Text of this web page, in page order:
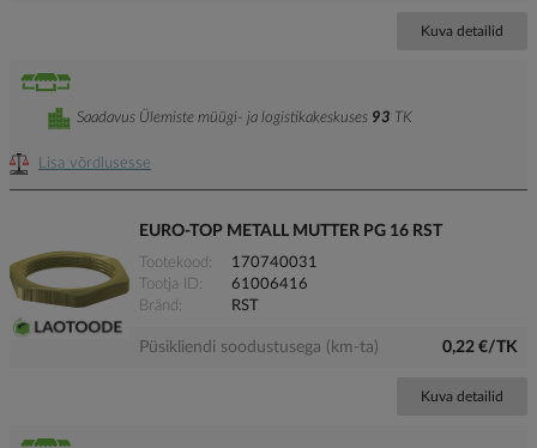
Kuva detailid
Lisa võrdlusesse
Saadavus Ülemiste müügi- ja logistikakeskuses 93 TK
EURO-TOP METALL MUTTER PG 16 RST
Tootekood
170740031
Tootja ID
61006416
Bränd
RST
Püsikliendi soodustusega (km-ta) 0,22 €/TK
Kuva detailid